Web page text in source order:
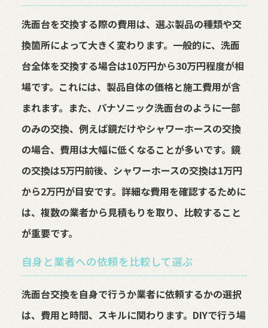
洗面台を交換する際の費用は、選ぶ製品の種類や交
換箇所によって大きく変わります。一般的に、洗面
台全体を交換する場合は10万円から30万円程度が相
場です。これには、製品自体の価格と施工費用が含
まれます。また、パナソニック洗面台のように一部
のみの交換、例えば鏡だけやシャワーホースの交換
の場合、費用は大幅に低くなることが多いです。鏡
の交換は5万円前後、シャワーホースの交換は1万円
から2万円が目安です。詳細な費用を確認するために
は、複数の業者から見積もりを取り、比較すること
が重要です。
自身と業者への依頼を比較して選ぶ
洗面台交換を自身で行うか業者に依頼するかの選択
は、費用と時間、スキルに関わります。DIYで行う場